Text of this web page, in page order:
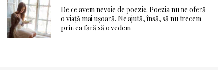
De ce avem nevoie de poezie. Poezia nu ne oferă
o viaţă mai ușoară. Ne ajută, însă, să nu trecem
prin ea fără să o vedem